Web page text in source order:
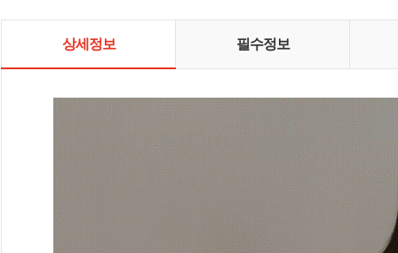
상세정보 필수정보